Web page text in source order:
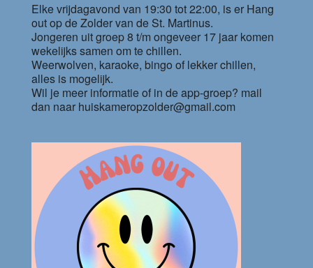
Elke vrijdagavond van 19:30 tot 22:00, is er Hang
out op de Zolder van de St. Martinus.
Jongeren uit groep 8 t/m ongeveer 17 jaar komen
wekelijks samen om te chillen.
Weerwolven, karaoke, bingo of lekker chillen,
alles is mogelijk.
Wil je meer informatie of in de app-groep? mail
dan naar huiskameropzolder@gmail.com